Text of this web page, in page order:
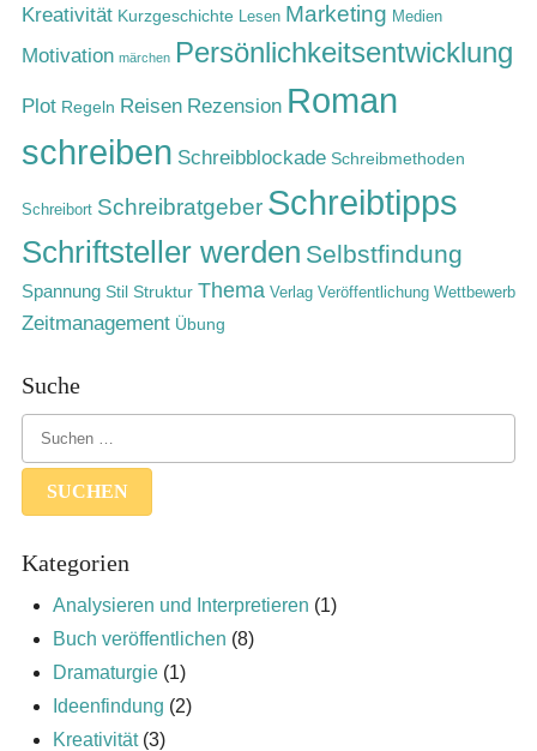
Kreativität Kurzgeschichte Lesen Marketing Medien
Motivation märchen Persönlichkeitsentwicklung
Plot Regeln Reisen Rezension Roman
schreiben Schreibblockade Schreibmethoden
Schreibort Schreibratgeber Schreibtipps
Schriftsteller werden Selbstfindung
Spannung Stil Struktur Thema Verlag Veröffentlichung Wettbewerb
Zeitmanagement Übung
Suche
Kategorien
Analysieren und Interpretieren (1)
Buch veröffentlichen (8)
Dramaturgie(1)
Ideenfindung (2)
Kreativität(3)